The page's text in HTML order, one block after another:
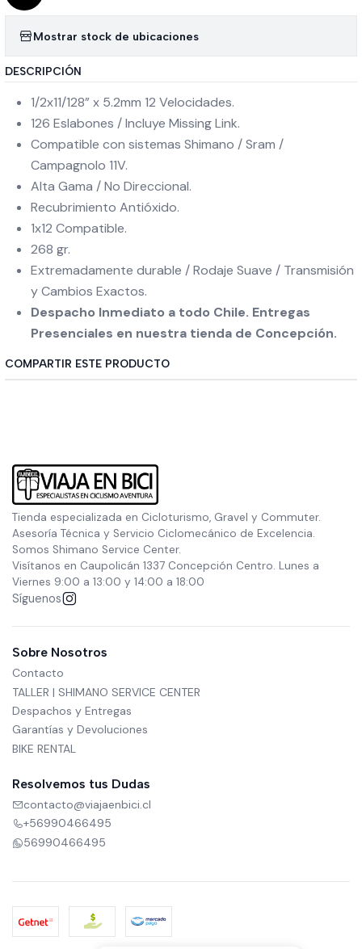
Mostrar stock de ubicaciones
DESCRIPCIÓN
1/2x11/128” x 5.2mm 12 Velocidades.
126 Eslabones / Incluye Missing Link.
Compatible con sistemas Shimano / Sram /
Campagnolo 11V.
Alta Gama / No Direccional.
Recubrimiento Antióxido.
1x12 Compatible.
268 gr.
Extremadamente durable / Rodaje Suave / Transmisión
y Cambios Exactos.
Despacho Inmediato a todo Chile. Entregas
Presenciales en nuestra tienda de Concepción.
COMPARTIR ESTE PRODUCTO
Tienda especializada en Cicloturismo, Gravel y Commuter.
Asesoría Técnica y Servicio Ciclomecánico de Excelencia.
Somos Shimano Service Center.
Visítanos en Caupolicán 1337 Concepción Centro. Lunes a
Viernes 9:00 a 13:00 y 14:00 a 18:00
Síguenos
Sobre Nosotros
Contacto
TALLER | SHIMANO SERVICE CENTER
Despachos y Entregas
Garantías y Devoluciones
BIKE RENTAL
Resolvemos tus Dudas
contacto@viajaenbici.cl
+56990466495
56990466495